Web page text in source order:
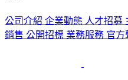
公司介紹 企業動態 人才招募
銷售 公開招標 業務服務 官方